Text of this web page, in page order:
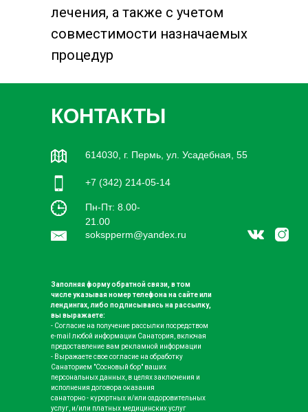
лечения, а также с учетом
совместимости назначаемых
процедур
614030, г. Пермь, ул. Усадебная, 55
Пн-Пт: 8.00-
21.00
+7 (342) 214-05-14
sokspperm@yandex.ru
КОНТАКТЫ
Заполняя форму обратной связи, в том
числе указывая номер телефона на сайте или
лендингах, либо подписываясь на рассылку,
вы выражаете:
- Согласие на получение рассылки посредством
e-mail любой информации Санатория, включая
предоставление вам рекламной информации
- Выражаете свое согласие на обработку
Санаторием "Сосновый бор" ваших
персональных данных, в целях заключения и
исполнения договора оказания
санаторно - курортных и/или оздоровительных
услуг, и/или платных медицинских услуг